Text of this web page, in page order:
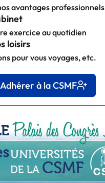
avantages professionnels
exercice au quotidien
loisirs
pour vous voyages, etc.
Adhérer à la CSMF